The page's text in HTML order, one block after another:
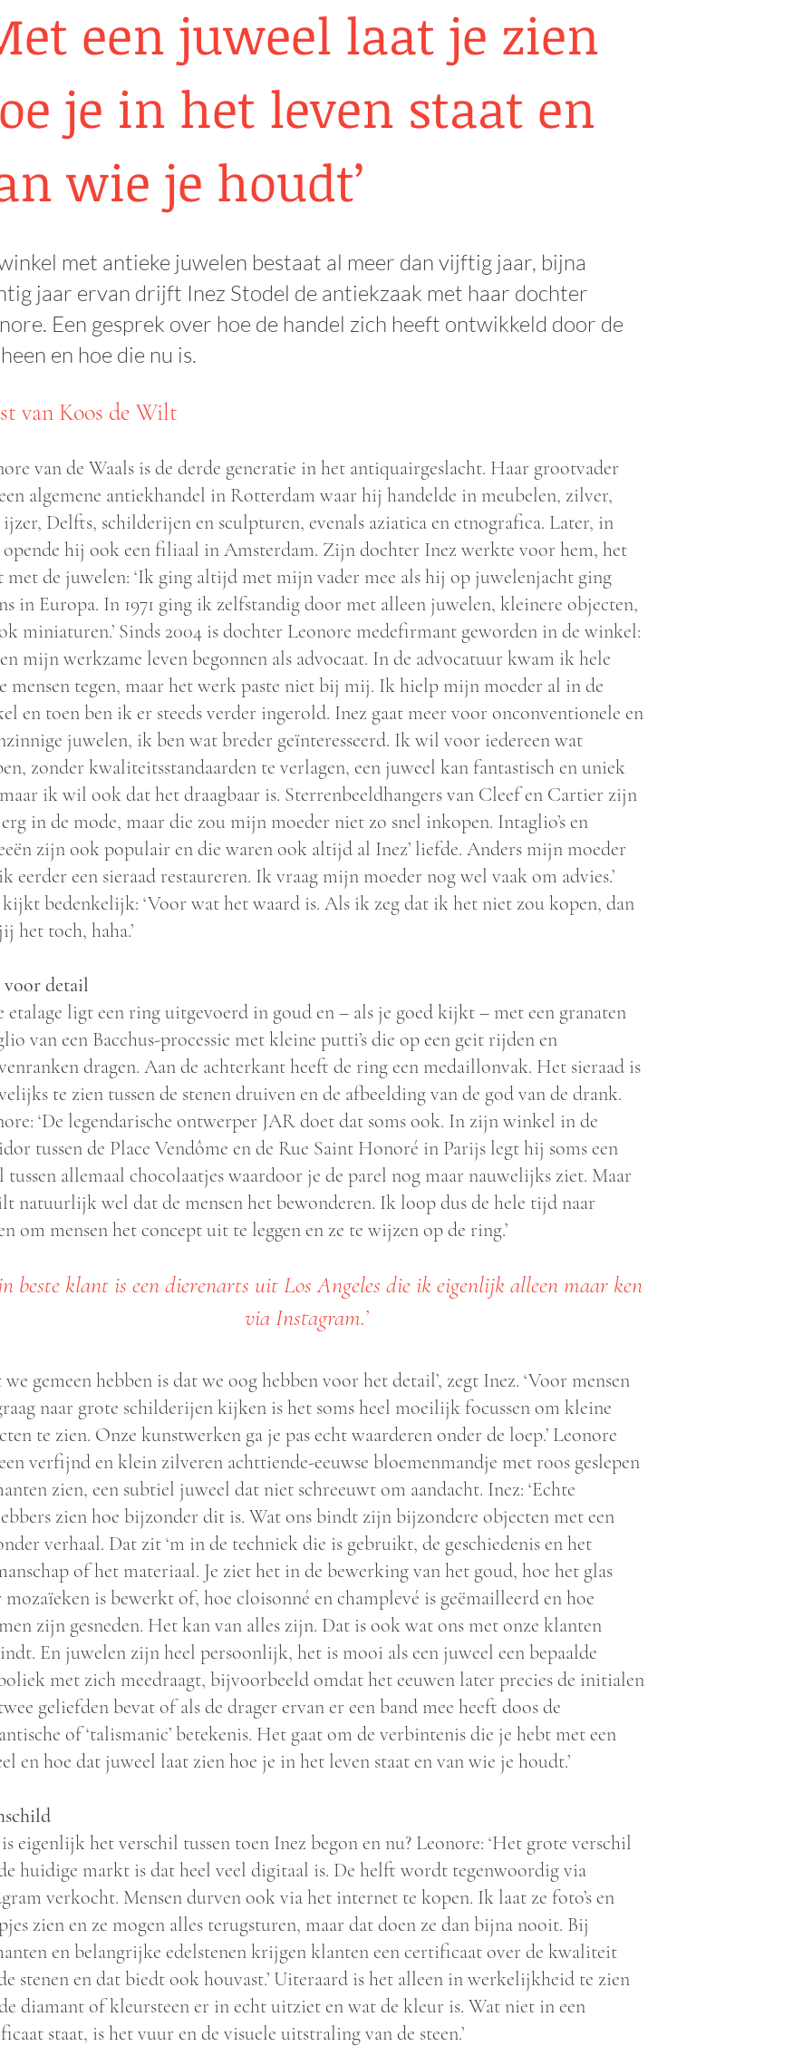
een juweel laat je zien
je in het leven staat en
wie je houdt’
met antieke juwelen bestaat al meer dan vijftig jaar, bijna
jaar ervan drijft Inez Stodel de antiekzaak met haar dochter
Een gesprek over hoe de handel zich heeft ontwikkeld door de
en hoe die nu is.
van Koos de Wilt
van de Waals is de derde generatie in het antiquairgeslacht. Haar grootvader
algemene antiekhandel in Rotterdam waar hij handelde in meubelen, zilver,
ijzer, Delfts, schilderijen en sculpturen, evenals aziatica en etnografica. Later, in
opende hij ook een filiaal in Amsterdam. Zijn dochter Inez werkte voor hem, het
met de juwelen: ‘Ik ging altijd met mijn vader mee als hij op juwelenjacht ging
in Europa. In 1971 ging ik zelfstandig door met alleen juwelen, kleinere objecten,
miniaturen.’ Sinds 2004 is dochter Leonore medefirmant geworden in de winkel:
mijn werkzame leven begonnen als advocaat. In de advocatuur kwam ik hele
mensen tegen, maar het werk paste niet bij mij. Ik hielp mijn moeder al in de
en toen ben ik er steeds verder ingerold. Inez gaat meer voor onconventionele en
juwelen, ik ben wat breder geïnteresseerd. Ik wil voor iedereen wat
zonder kwaliteitsstandaarden te verlagen, een juweel kan fantastisch en uniek
ik wil ook dat het draagbaar is. Sterrenbeeldhangers van Cleef en Cartier zijn
in de mode, maar die zou mijn moeder niet zo snel inkopen. Intaglio’s en
zijn ook populair en die waren ook altijd al Inez’ liefde. Anders mijn moeder
eerder een sieraad restaureren. Ik vraag mijn moeder nog wel vaak om advies.’
bedenkelijk: ‘Voor wat het waard is. Als ik zeg dat ik het niet zou kopen, dan
het toch, haha.’
detail
etalage ligt een ring uitgevoerd in goud en – als je goed kijkt – met een granaten
van een Bacchus-processie met kleine putti’s die op een geit rijden en
dragen. Aan de achterkant heeft de ring een medaillonvak. Het sieraad is
te zien tussen de stenen druiven en de afbeelding van de god van de drank.
‘De legendarische ontwerper JAR doet dat soms ook. In zijn winkel in de
tussen de Place Vendôme en de Rue Saint Honoré in Parijs legt hij soms een
tussen allemaal chocolaatjes waardoor je de parel nog maar nauwelijks ziet. Maar
natuurlijk wel dat de mensen het bewonderen. Ik loop dus de hele tijd naar
om mensen het concept uit te leggen en ze te wijzen op de ring.’
beste klant is een dierenarts uit Los Angeles die ik eigenlijk alleen maar ken
via Instagram.’
we gemeen hebben is dat we oog hebben voor het detail’, zegt Inez. ‘Voor mensen
naar grote schilderijen kijken is het soms heel moeilijk focussen om kleine
te zien. Onze kunstwerken ga je pas echt waarderen onder de loep.’ Leonore
verfijnd en klein zilveren achttiende-eeuwse bloemenmandje met roos geslepen
zien, een subtiel juweel dat niet schreeuwt om aandacht. Inez: ‘Echte
zien hoe bijzonder dit is. Wat ons bindt zijn bijzondere objecten met een
verhaal. Dat zit ‘m in de techniek die is gebruikt, de geschiedenis en het
of het materiaal. Je ziet het in de bewerking van het goud, hoe het glas
is bewerkt of, hoe cloisonné en champlevé is geëmailleerd en hoe
zijn gesneden. Het kan van alles zijn. Dat is ook wat ons met onze klanten
En juwelen zijn heel persoonlijk, het is mooi als een juweel een bepaalde
met zich meedraagt, bijvoorbeeld omdat het eeuwen later precies de initialen
geliefden bevat of als de drager ervan er een band mee heeft doos de
of ‘talismanic’ betekenis. Het gaat om de verbintenis die je hebt met een
en hoe dat juweel laat zien hoe je in het leven staat en van wie je houdt.’
eigenlijk het verschil tussen toen Inez begon en nu? Leonore: ‘Het grote verschil
huidige markt is dat heel veel digitaal is. De helft wordt tegenwoordig via
verkocht. Mensen durven ook via het internet te kopen. Ik laat ze foto’s en
zien en ze mogen alles terugsturen, maar dat doen ze dan bijna nooit. Bij
en belangrijke edelstenen krijgen klanten een certificaat over de kwaliteit
stenen en dat biedt ook houvast.’ Uiteraard is het alleen in werkelijkheid te zien
diamant of kleursteen er in echt uitziet en wat de kleur is. Wat niet in een
staat, is het vuur en de visuele uitstraling van de steen.’